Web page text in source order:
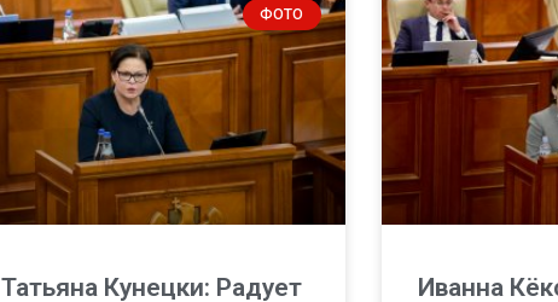
ФОТО
Татьяна Кунецки: Радует
Иванна